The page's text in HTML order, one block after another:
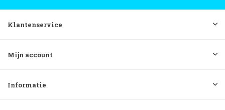
Klantenservice
Mijn account
Informatie